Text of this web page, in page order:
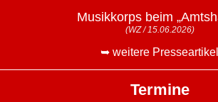
Musikkorps beim
(WZ / 15.06.2026)
➥ weitere Presseartikel
Termine